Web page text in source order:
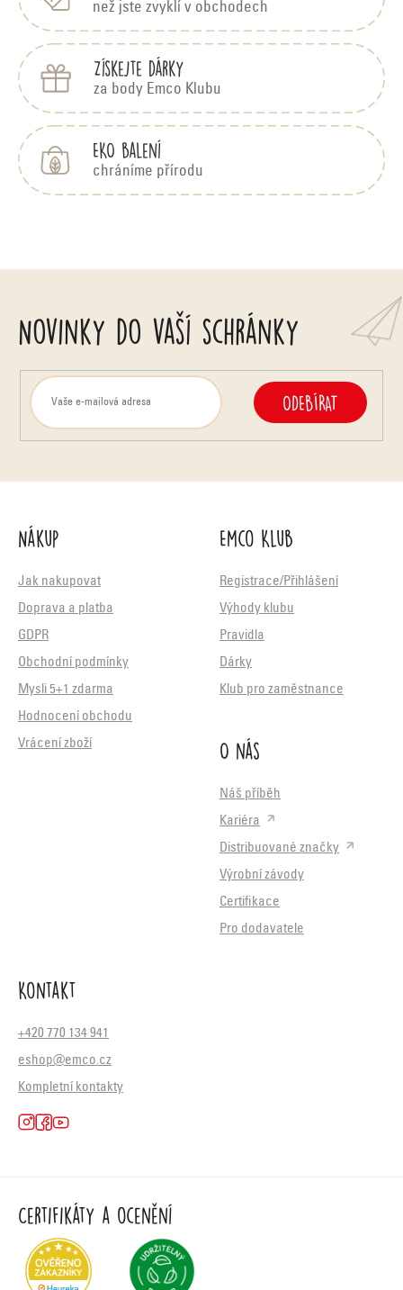
než jste zvyklí v obchodech
Získejte dárky
za body Emco Klubu
EKO balení
chráníme přírodu
Novinky do vaší schránky
ODEBÍRAT
Nákup
Jak nakupovat
Doprava a platba
GDPR
Obchodní podmínky
Mysli 5+1 zdarma
Hodnocení obchodu
Vrácení zboží
Emco Klub
Registrace/Přihlášení
Výhody klubu
Pravidla
Dárky
Klub pro zaměstnance
O nás
Náš příběh
Kariéra
Distribuované značky
Výrobní závody
Certifikace
Pro dodavatele
Kontakt
+420 770 134 941
eshop@emco.cz
Kompletní kontakty
Certifikáty a ocenění